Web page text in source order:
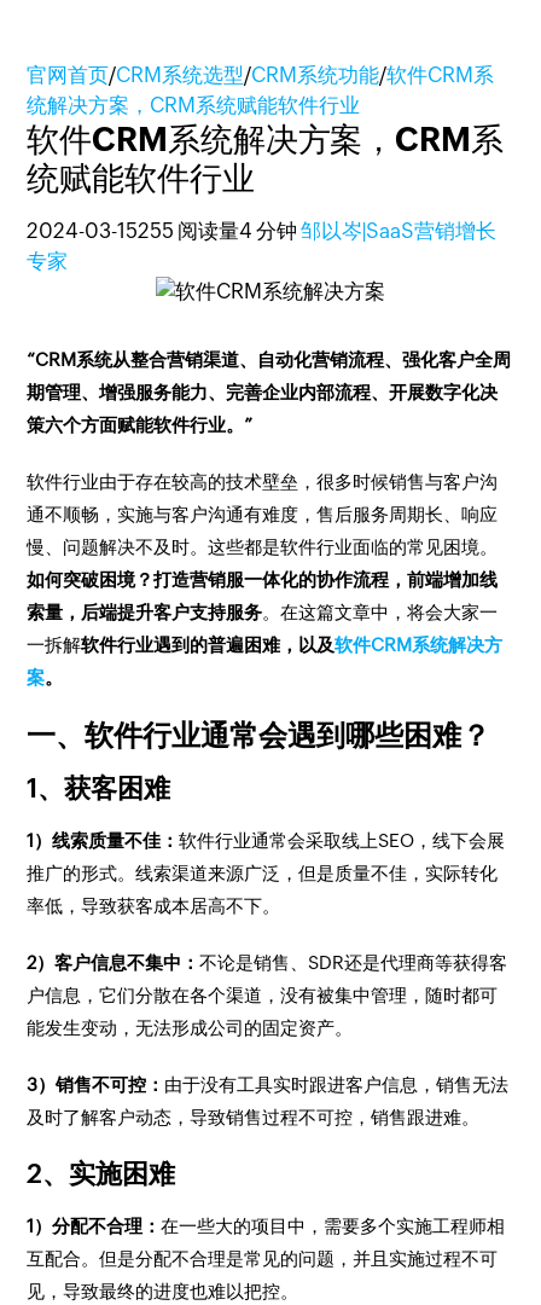
官网首页/CRM系统选型/CRM系统功能/软件CRM系
统解决方案，CRM系统赋能软件行业
软件CRM系统解决方案，CRM系
统赋能软件行业
2024-03-15255 阅读量4 分钟 邹以岑|SaaS营销增长
专家
“CRM系统从整合营销渠道、自动化营销流程、强化客户全周
期管理、增强服务能力、完善企业内部流程、开展数字化决
策六个方面赋能软件行业。”
软件行业由于存在较高的技术壁垒，很多时候销售与客户沟
通不顺畅，实施与客户沟通有难度，售后服务周期长、响应
慢、问题解决不及时。这些都是软件行业面临的常见困境。
如何突破困境？打造营销服一体化的协作流程，前端增加线
索量，后端提升客户支持服务。在这篇文章中，将会大家一
一拆解软件行业遇到的普遍困难，以及软件CRM系统解决方
案。
一、软件行业通常会遇到哪些困难？
1、获客困难
1）线索质量不佳：软件行业通常会采取线上SEO，线下会展
推广的形式。线索渠道来源广泛，但是质量不佳，实际转化
率低，导致获客成本居高不下。
2）客户信息不集中：不论是销售、SDR还是代理商等获得客
户信息，它们分散在各个渠道，没有被集中管理，随时都可
能发生变动，无法形成公司的固定资产。
3）销售不可控： 由于没有工具实时跟进客户信息，销售无法
及时了解客户动态，导致销售过程不可控，销售跟进难。
2、实施困难
1）分配不合理：在一些大的项目中，需要多个实施工程师相
互配合。但是分配不合理是常见的问题，并且实施过程不可
见，导致最终的进度也难以把控。